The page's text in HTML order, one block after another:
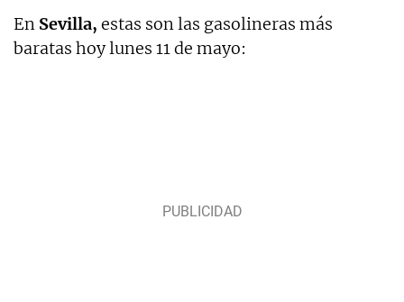
En Sevilla, estas son las gasolineras más
baratas hoy lunes 11 de mayo: